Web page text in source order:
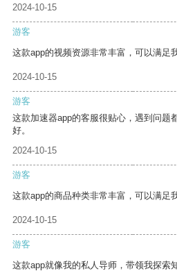
2024-10-15
游客
这款app的视频资源非常丰富，可以满足
2024-10-15
游客
这款加速器app的客服很贴心，遇到问题
好。
2024-10-15
游客
这款app的商品种类非常丰富，可以满足
2024-10-15
游客
这款app就像我的私人导师，带领我探索